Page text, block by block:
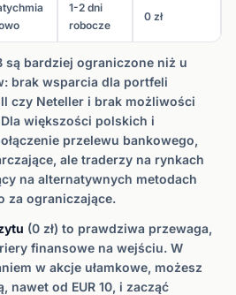
1-2 dni
robocze
0 zł
są bardziej ograniczone niż u
brak wsparcia dla portfeli
czy Neteller i brak możliwości
większości polskich i
przelewu bankowego,
ale traderzy na rynkach
na alternatywnych metodach
za ograniczające.
(0 zł) to prawdziwa przewaga,
finansowe na wejściu. W
w akcje ułamkowe, możesz
nawet od EUR 10, i zacząć